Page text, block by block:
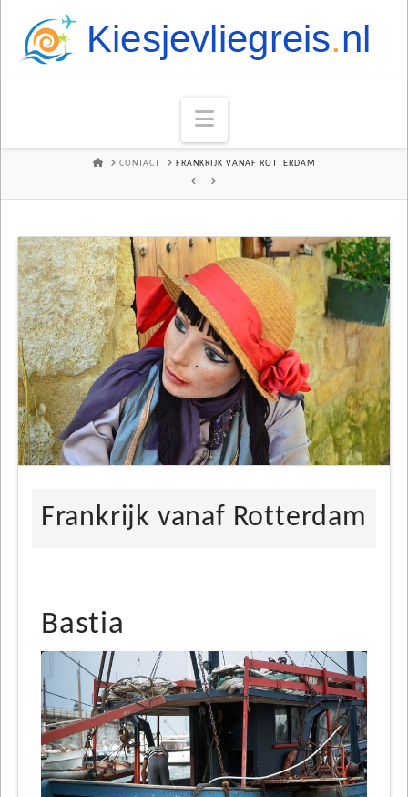
Navigation
HOMECONTACT FRANKRIJK VANAF ROTTERDAM
Frankrijk vanaf Rotterdam
Bastia